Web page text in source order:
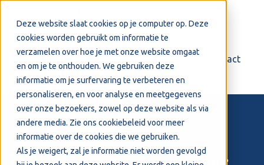
Deze website slaat cookies op je computer op. Deze
cookies worden gebruikt om informatie te
verzamelen over hoe je met onze website omgaat
en om je te onthouden. We gebruiken deze
informatie om je surfervaring te verbeteren en
personaliseren, en voor analyse en meetgegevens
over onze bezoekers, zowel op deze website als via
andere media. Zie ons cookiebeleid voor meer
informatie over de cookies die we gebruiken.
Als je weigert, zal je informatie niet worden gevolgd
Support Contact